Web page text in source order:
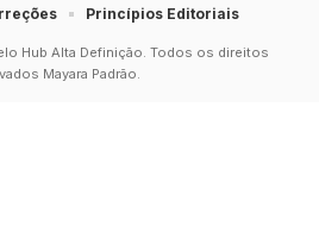
Hub Alta Definição. Todos os direitos
Mayara Padrão.
Princípios Editoriais